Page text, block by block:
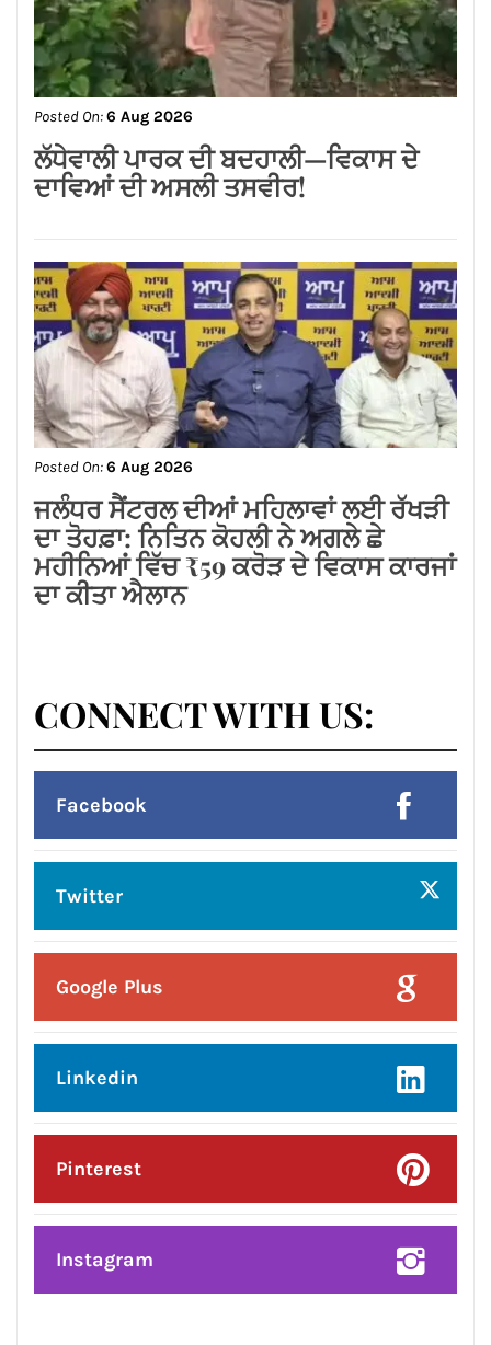
CONNECT WITH US:
Facebook
Twitter
Google Plus
Linkedin
Pinterest
हमसे जुड़े !!
Facebook
Twitter
Google Plus
Linkedin